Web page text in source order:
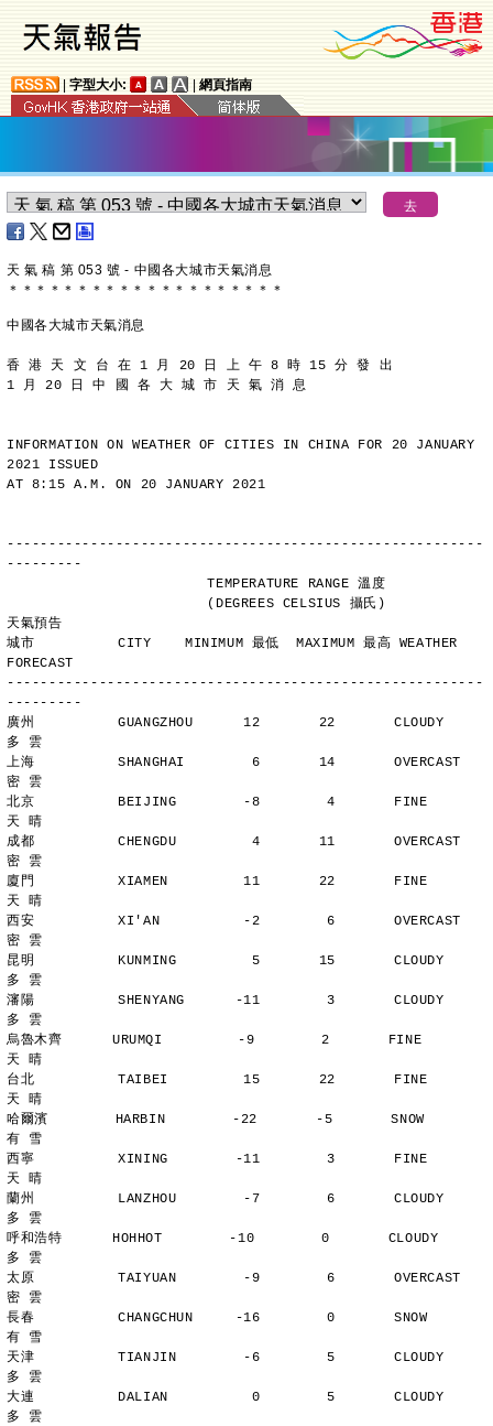
字型大小: 網頁指南
天 氣 稿 第 053 號 - 中國各大城市天氣消息
＊ ＊ ＊ ＊ ＊ ＊ ＊ ＊ ＊ ＊ ＊ ＊ ＊ ＊ ＊ ＊ ＊ ＊ ＊ ＊
中國各大城市天氣消息
香 港 天 文 台 在 1 月 20 日 上 午 8 時 15 分 發 出
1 月 20 日 中 國 各 大 城 市 天 氣 消 息
INFORMATION ON WEATHER OF CITIES IN CHINA FOR 20 JANUARY
2021 ISSUED
AT 8:15 A.M. ON 20 JANUARY 2021
---------------------------------------------------------
---------
                        TEMPERATURE RANGE 溫度
天氣預告
城市          CITY    MINIMUM 最低  MAXIMUM 最高 WEATHER
FORECAST
---------------------------------------------------------
---------
廣州          GUANGZHOU      12       22       CLOUDY
多 雲
上海          SHANGHAI        6       14       OVERCAST
密 雲
北京          BEIJING        -8        4       FINE
天 晴
成都          CHENGDU         4       11       OVERCAST
密 雲
廈門          XIAMEN         11       22       FINE
天 晴
西安          XI'AN          -2        6       OVERCAST
密 雲
昆明          KUNMING         5       15       CLOUDY
多 雲
瀋陽          SHENYANG      -11        3       CLOUDY
多 雲
烏魯木齊      URUMQI         -9        2       FINE
天 晴
台北          TAIBEI         15       22       FINE
天 晴
哈爾濱        HARBIN        -22       -5       SNOW
有 雪
西寧          XINING        -11        3       FINE
天 晴
蘭州          LANZHOU        -7        6       CLOUDY
多 雲
呼和浩特      HOHHOT        -10        0       CLOUDY
多 雲
太原          TAIYUAN        -9        6       OVERCAST
密 雲
長春          CHANGCHUN     -16        0       SNOW
有 雪
天津          TIANJIN        -6        5       CLOUDY
多 雲
大連          DALIAN          0        5       CLOUDY
多 雲